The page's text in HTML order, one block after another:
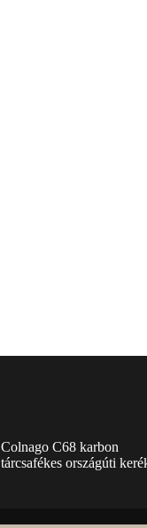
Colnago C68 karbon
tárcsafékes országúti